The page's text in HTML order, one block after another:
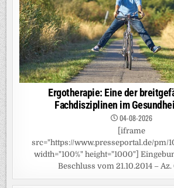
Ergotherapie: Eine der
Fachdisziplinen im
04-08-2026
[iframe
src="https://www.presseportal.de/pm/
width="100%" height="1000"]
Beschluss vom 21.10.2014 – Az.